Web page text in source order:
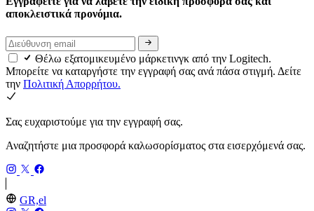
αποκλειστικά προνόμια.
Θέλω εξατομικευμένο μάρκετινγκ από την Logitech.
Μπορείτε να καταργήστε την εγγραφή σας ανά πάσα στιγμή. Δείτε
την Πολιτική Απορρήτου.
Σας ευχαριστούμε για την εγγραφή σας.
Αναζητήστε μια προσφορά καλωσορίσματος στα εισερχόμενά σας.
GR,el